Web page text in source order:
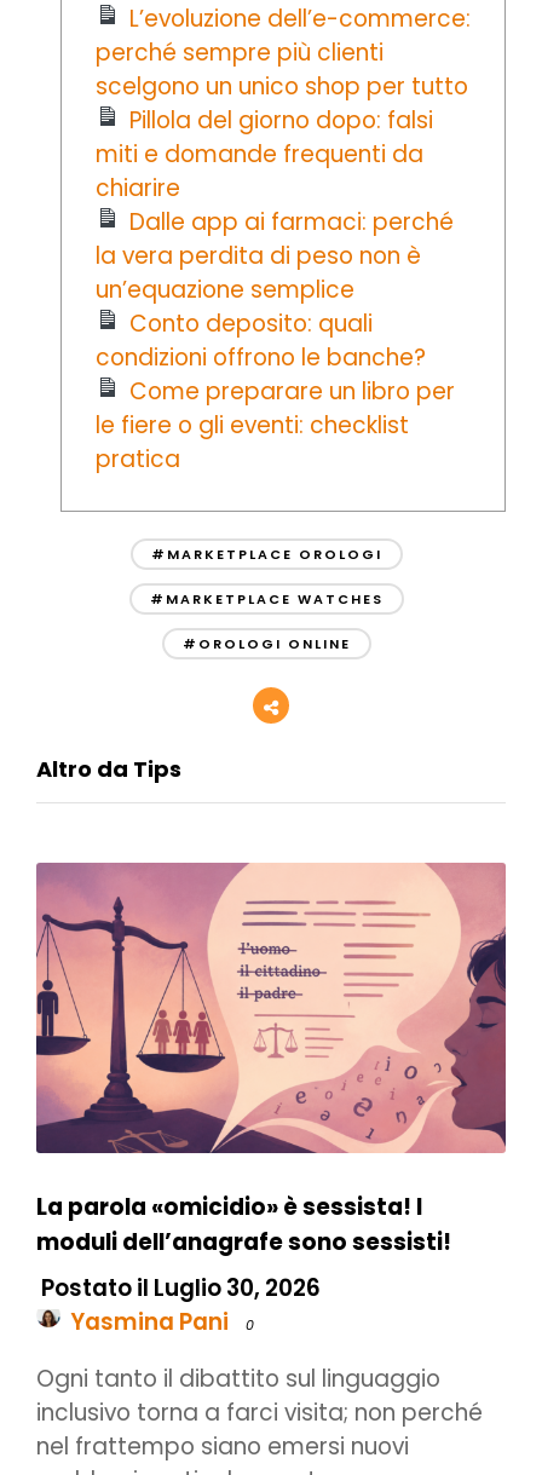
L’evoluzione dell’e-commerce:
perché sempre più clienti
scelgono un unico shop per tutto
Pillola del giorno dopo: falsi
miti e domande frequenti da
chiarire
Dalle app ai farmaci: perché
la vera perdita di peso non è
un’equazione semplice
Conto deposito: quali
condizioni offrono le banche?
Come preparare un libro per
le fiere o gli eventi: checklist
pratica
#MARKETPLACE OROLOGI
#MARKETPLACE WATCHES
#OROLOGI ONLINE
Altro da Tips
La parola «omicidio» è sessista! I
moduli dell’anagrafe sono sessisti!
Postato il Luglio 30, 2026
Yasmina Pani
0
Ogni tanto il dibattito sul linguaggio
inclusivo torna a farci visita; non perché
nel frattempo siano emersi nuovi